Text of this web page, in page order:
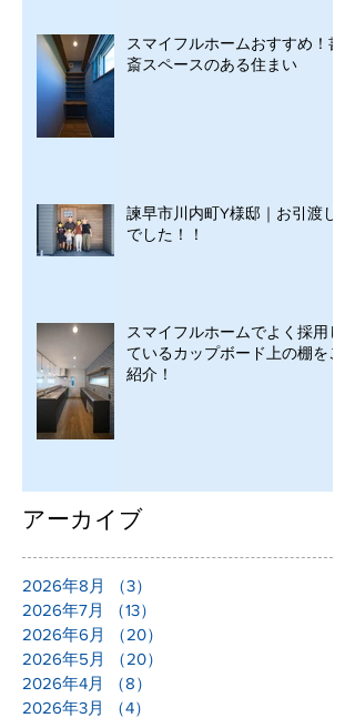
スマイフルホームおすすめ！書
斎スペースのある住まい
諫早市川内町Y様邸｜お引渡し
でした！！
スマイフルホームでよく採用し
ているカップボード上の棚をご
紹介！
アーカイブ
2026年8月 （3）
2026年7月
（13）
2026年6月
（20）
2026年5月
（20）
2026年4月
（8）
2026年3月
（4）